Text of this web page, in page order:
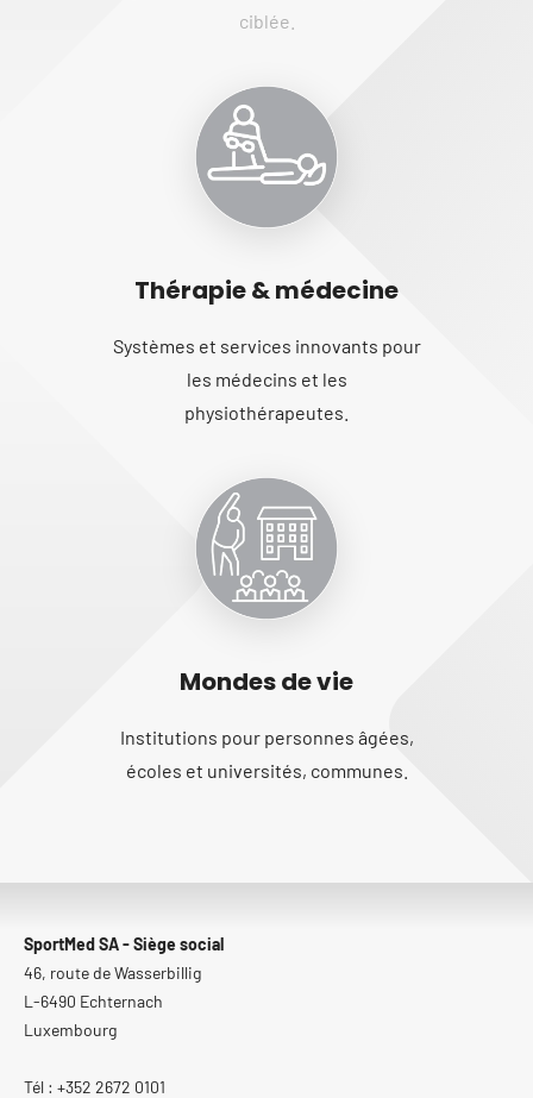
ciblée.
Thérapie & médecine
Systèmes et services innovants pour
les médecins et les
physiothérapeutes.
Mondes de vie
Institutions pour personnes âgées,
écoles et universités, communes.
SportMed SA - Siège social
46, route de Wasserbillig
L-6490 Echternach
Luxembourg
Tél : +352 2672 0101